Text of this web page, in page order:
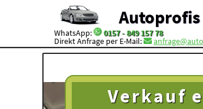
WhatsApp: 0157 - 849 157 78
Direkt Anfrage per E-Mail:
Verkauf